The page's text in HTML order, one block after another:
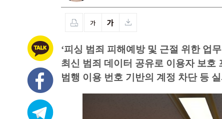
‘피싱 범죄 피해예방 및 근절 위한 업
최신 범죄 데이터 공유로 이용자 보호
범행 이용 번호 기반의 계정 차단 등